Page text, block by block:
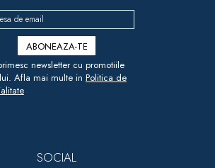
newsletter cu promotiile
Afla mai multe in Politica de
SOCIAL